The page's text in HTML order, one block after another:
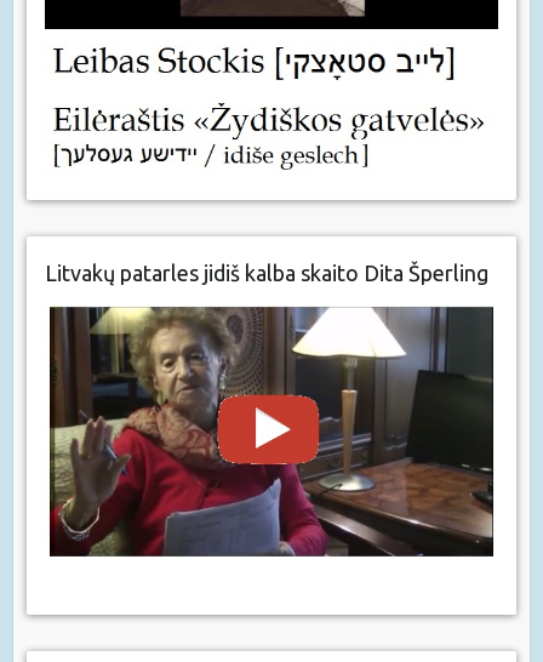
Litvakų patarles jidiš kalba skaito Dita Šperling